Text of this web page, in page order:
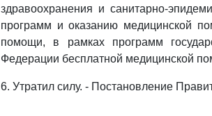
здравоохранения и санитарно-
программ и оказанию медицинской
помощи, в рамках программ
Федерации бесплатной медицинской
6. Утратил силу. - Постановление